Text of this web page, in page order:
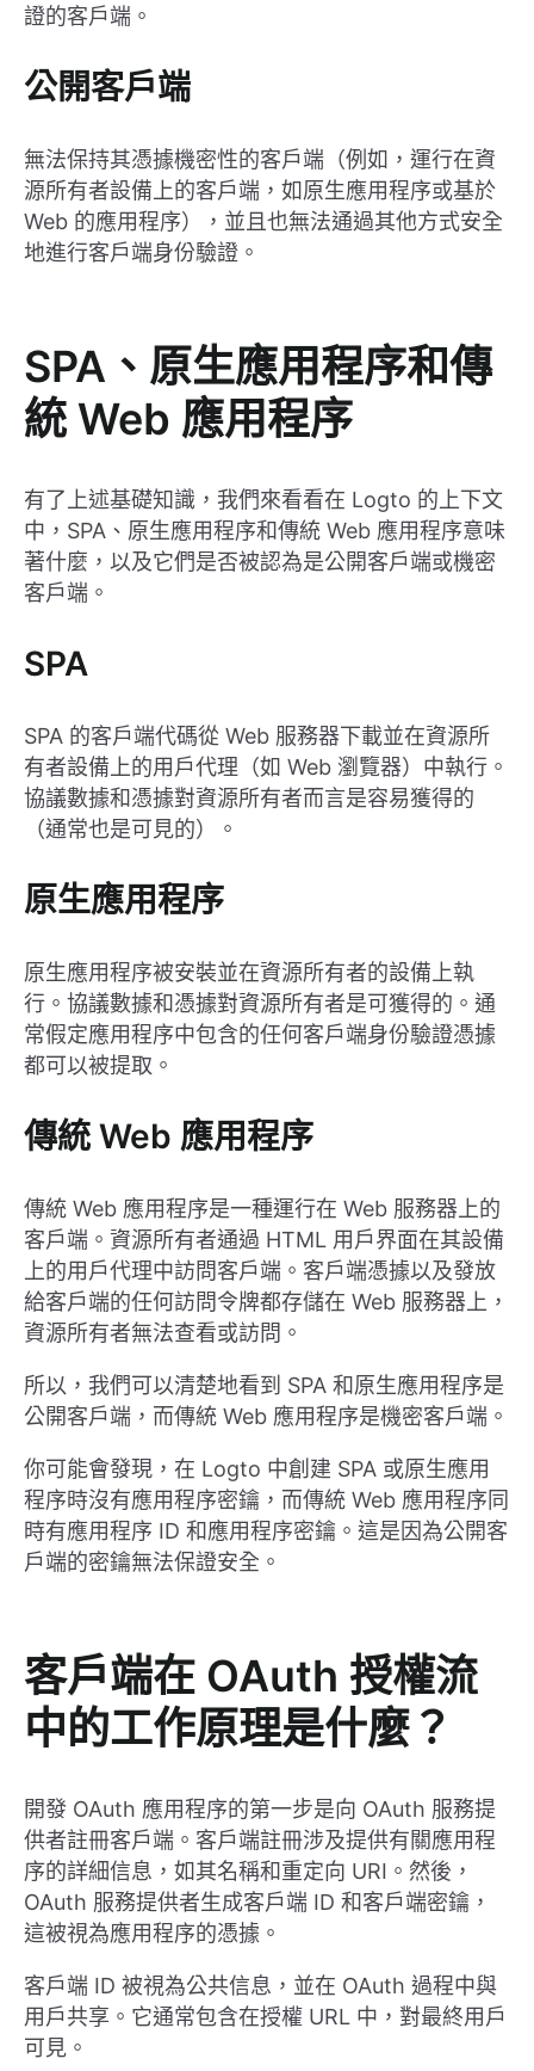
證的客戶端。
公開客戶端
無法保持其憑據機密性的客戶端（例如，運行在資
源所有者設備上的客戶端，如原生應用程序或基於
Web 的應用程序），並且也無法通過其他方式安全
地進行客戶端身份驗證。
SPA、原生應用程序和傳
統 Web 應用程序
有了上述基礎知識，我們來看看在 Logto 的上下文
中，SPA、原生應用程序和傳統 Web 應用程序意味
著什麼，以及它們是否被認為是公開客戶端或機密
客戶端。
SPA
SPA 的客戶端代碼從 Web 服務器下載並在資源所
有者設備上的用戶代理（如 Web 瀏覽器）中執行。
協議數據和憑據對資源所有者而言是容易獲得的
（通常也是可見的）。
原生應用程序
原生應用程序被安裝並在資源所有者的設備上執
行。協議數據和憑據對資源所有者是可獲得的。通
常假定應用程序中包含的任何客戶端身份驗證憑據
都可以被提取。
傳統 Web 應用程序
傳統 Web 應用程序是一種運行在 Web 服務器上的
客戶端。資源所有者通過 HTML 用戶界面在其設備
上的用戶代理中訪問客戶端。客戶端憑據以及發放
給客戶端的任何訪問令牌都存儲在 Web 服務器上，
資源所有者無法查看或訪問。
所以，我們可以清楚地看到 SPA 和原生應用程序是
公開客戶端，而傳統 Web 應用程序是機密客戶端。
你可能會發現，在 Logto 中創建 SPA 或原生應用
程序時沒有應用程序密鑰，而傳統 Web 應用程序同
時有應用程序 ID 和應用程序密鑰。這是因為公開客
戶端的密鑰無法保證安全。
客戶端在 OAuth 授權流
中的工作原理是什麼？
開發 OAuth 應用程序的第一步是向 OAuth 服務提
供者註冊客戶端。客戶端註冊涉及提供有關應用程
序的詳細信息，如其名稱和重定向 URI。然後，
OAuth 服務提供者生成客戶端 ID 和客戶端密鑰，
這被視為應用程序的憑據。
客戶端 ID 被視為公共信息，並在 OAuth 過程中與
用戶共享。它通常包含在授權 URL 中，對最終用戶
可見。